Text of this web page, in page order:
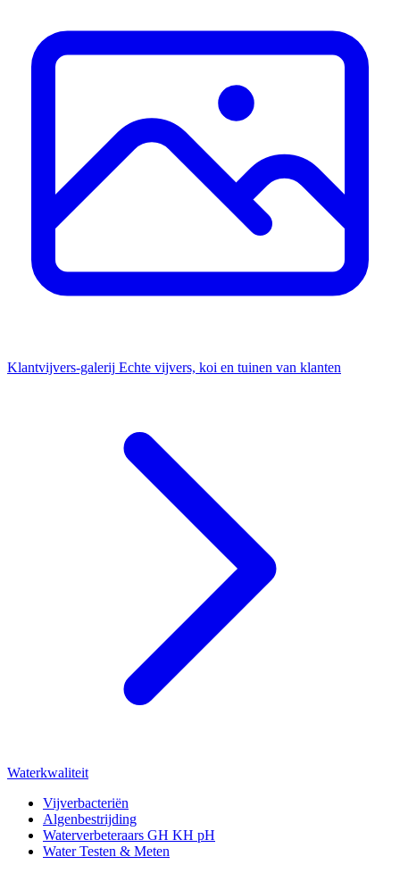
Klantvijvers-galerij Echte vijvers, koi en tuinen van klanten
Waterkwaliteit
Vijverbacteriën
Algenbestrijding
Waterverbeteraars GH KH pH
Water Testen & Meten